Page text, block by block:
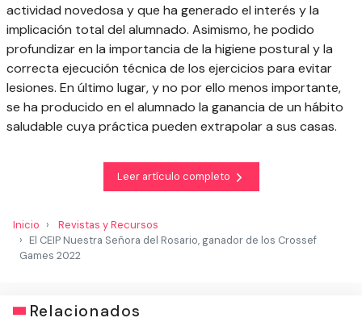
actividad novedosa y que ha generado el interés y la
implicación total del alumnado. Asimismo, he podido
profundizar en la importancia de la higiene postural y la
correcta ejecución técnica de los ejercicios para evitar
lesiones. En último lugar, y no por ello menos importante,
se ha producido en el alumnado la ganancia de un hábito
saludable cuya práctica pueden extrapolar a sus casas.
Leer artículo completo
Inicio
Revistas y Recursos
El CEIP Nuestra Señora del Rosario, ganador de los Crossef
Games 2022
Relacionados